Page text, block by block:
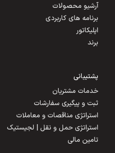
آرشیو محصولات
برنامه های کاربردی
اپلیکاتور
برند
پشتیبانی
خدمات مشتریان
ثبت و پیگیری سفارشات
استراتژی مناقصات و معاملات
استراتژی حمل و نقل | لجیستیک
تامین مالی